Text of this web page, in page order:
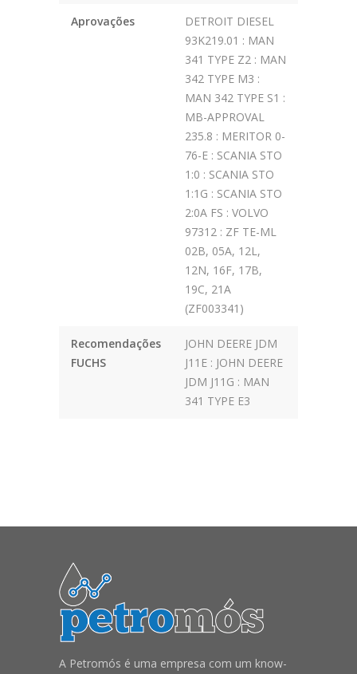
Aprovações
DETROIT DIESEL
93K219.01 : MAN
341 TYPE Z2 : MAN
342 TYPE M3 :
MAN 342 TYPE S1 :
MB-APPROVAL
235.8 : MERITOR 0-
76-E : SCANIA STO
1:0 : SCANIA STO
1:1G : SCANIA STO
2:0A FS : VOLVO
97312 : ZF TE-ML
02B, 05A, 12L,
12N, 16F, 17B,
19C, 21A
(ZF003341)
Recomendações
FUCHS
JOHN DEERE JDM
J11E : JOHN DEERE
JDM J11G : MAN
341 TYPE E3
A Petromós é uma empresa com um know-